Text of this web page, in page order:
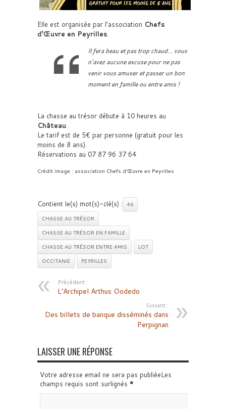
Elle est organisée par l’association Chefs
d’Œuvre en Peyrilles.
Il fera beau et pas trop chaud… vous
n’avez aucune excuse pour ne pas
venir vous amuser et passer un bon
moment en famille ou entre amis !
La chasse au trésor débute à 10 heures au
Château.
Le tarif est de 5€ par personne (gratuit pour les
moins de 8 ans).
Réservations au 07 87 96 37 64
Crédit image : association Chefs d’Œuvre en Peyrilles
Contient le(s) mot(s)-clé(s) :
46
CHASSE AU TRÉSOR
CHASSE AU TRÉSOR EN FAMILLE
CHASSE AU TRÉSOR ENTRE AMIS
LOT
OCCITANIE
PEYRILLES
Précédent :
L’Archipel Arthus Oodedo
Suivant :
Des billets de banque disséminés dans
Perpignan
LAISSER UNE RÉPONSE
Votre adresse email ne sera pas publiéeLes
champs requis sont surlignés *